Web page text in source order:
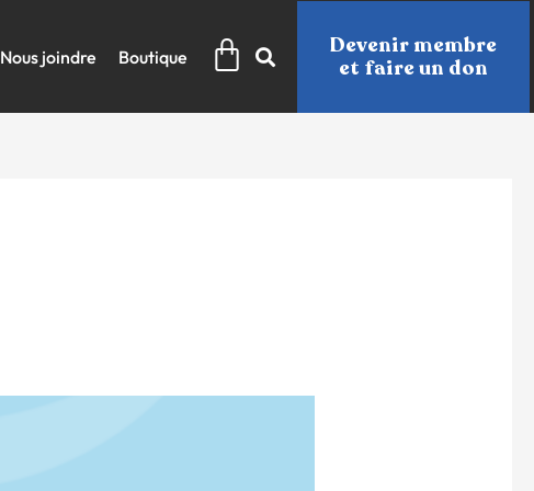
Nous joindre Boutique Panier
Devenir membre
et faire un don